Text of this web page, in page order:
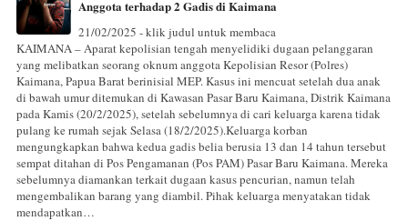
Anggota terhadap 2 Gadis di Kaimana
21/02/2025 - klik judul untuk membaca
KAIMANA – Aparat kepolisian tengah menyelidiki dugaan pelanggaran
yang melibatkan seorang oknum anggota Kepolisian Resor (Polres)
Kaimana, Papua Barat berinisial MEP. Kasus ini mencuat setelah dua anak
di bawah umur ditemukan di Kawasan Pasar Baru Kaimana, Distrik Kaimana
pada Kamis (20/2/2025), setelah sebelumnya di cari keluarga karena tidak
pulang ke rumah sejak Selasa (18/2/2025).Keluarga korban
mengungkapkan bahwa kedua gadis belia berusia 13 dan 14 tahun tersebut
sempat ditahan di Pos Pengamanan (Pos PAM) Pasar Baru Kaimana. Mereka
sebelumnya diamankan terkait dugaan kasus pencurian, namun telah
mengembalikan barang yang diambil. Pihak keluarga menyatakan tidak
mendapatkan…